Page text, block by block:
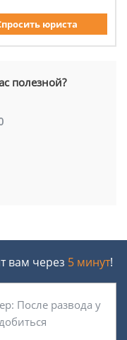
юриста
полезной?
вам через 5 минут!